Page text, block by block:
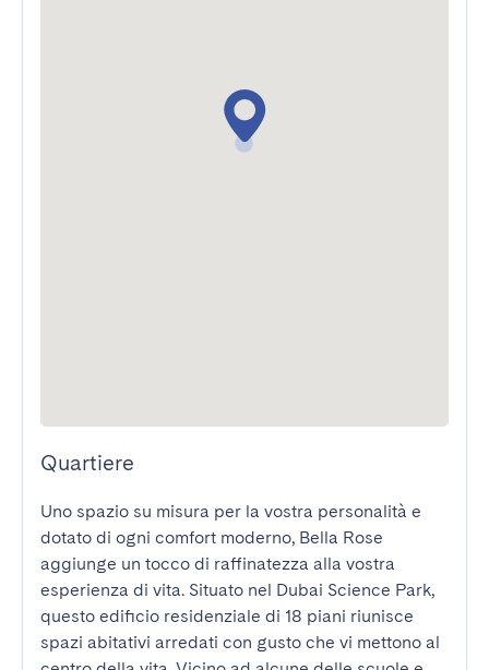
Quartiere
Uno spazio su misura per la vostra personalità e
dotato di ogni comfort moderno, Bella Rose
aggiunge un tocco di raffinatezza alla vostra
esperienza di vita. Situato nel Dubai Science Park,
questo edificio residenziale di 18 piani riunisce
spazi abitativi arredati con gusto che vi mettono al